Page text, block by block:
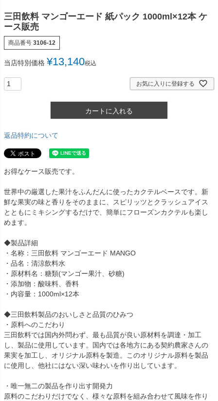
三田飲料 マンゴーエード 紙パック 1000ml×12本 ケ
ース販売
商品番号 3106-12
当店特別価格 ¥13,140税込
お気に入りに登録する
カートに入れる
返品特約について
お得なケース販売です。
世界中の厳選した果汁をふんだんに使ったカクテルベースです。新
鮮な果実の味と香りをそのままに、スピリッツとクラッシュアイス
とともにミキシングするだけで、簡単にフローズンカクテルも楽し
めます。
◆製品詳細
・名称：三田飲料 マンゴーエード MANGO
・品名：清涼飲料水
・原材料名：糖類(マンゴー果汁、砂糖)
・添加物：酸味料、香料
・内容量：1000ml×12本
◆三田飲料製品のおいしさと品質のひみつ
・原料へのこだわり
三田飲料では国内外問わず、最も品質が良い原材料を調達・加工
し、製品に使用しています。国内では各地方にある契約農家さんの
果実を加工し、オリジナル原料を製造。このオリジナル原料を製品
に使用し、他社にはない深い味わいを作り出しています。
・唯一無二の製品を作り出す開発力
原料のこだわりだけでなく、様々な原料を組み合わせて風味を作り